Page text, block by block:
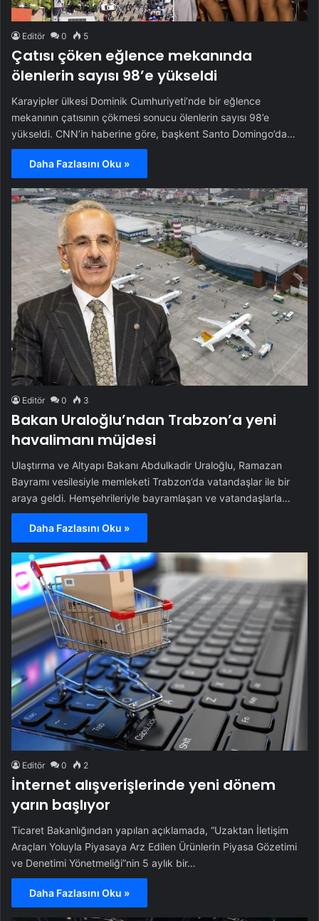
Editör 0 5
Çatısı çöken eğlence mekanında
ölenlerin sayısı 98’e yükseldi
Karayipler ülkesi Dominik Cumhuriyeti’nde bir eğlence
mekanının çatısının çökmesi sonucu ölenlerin sayısı 98’e
yükseldi. CNN’in haberine göre, başkent Santo Domingo’da…
Daha Fazlasını Oku »
Editör 0 3
Bakan Uraloğlu’ndan Trabzon’a yeni
havalimanı müjdesi
Ulaştırma ve Altyapı Bakanı Abdulkadir Uraloğlu, Ramazan
Bayramı vesilesiyle memleketi Trabzon’da vatandaşlar ile bir
araya geldi. Hemşehrileriyle bayramlaşan ve vatandaşlarla…
Daha Fazlasını Oku »
Editör 0 2
İnternet alışverişlerinde yeni dönem
yarın başlıyor
Ticaret Bakanlığından yapılan açıklamada, “Uzaktan İletişim
Araçları Yoluyla Piyasaya Arz Edilen Ürünlerin Piyasa Gözetimi
ve Denetimi Yönetmeliği”nin 5 aylık bir…
Daha Fazlasını Oku »